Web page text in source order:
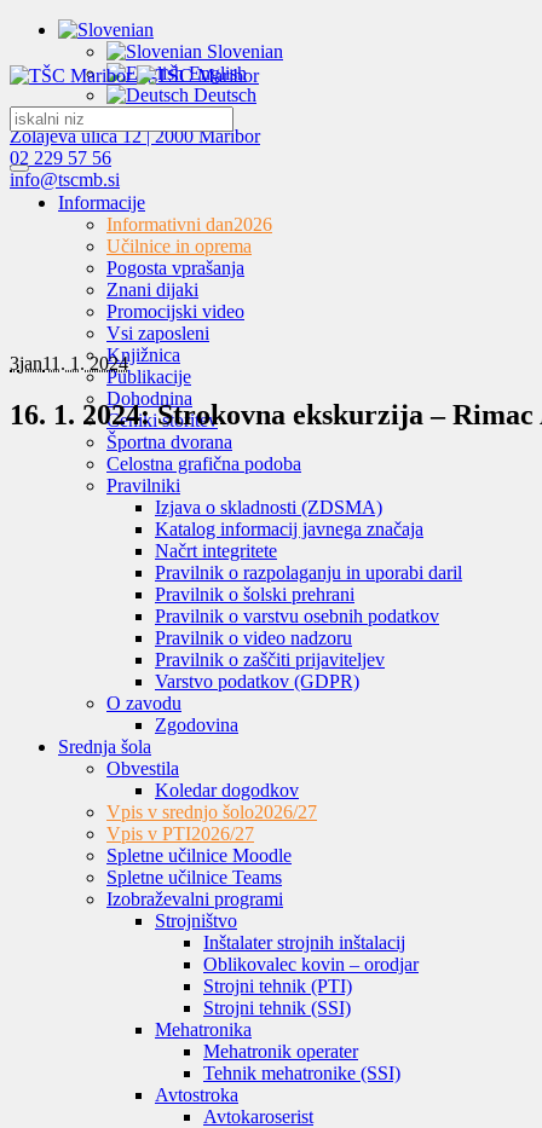
Slovenian
English
Deutsch
Zolajeva ulica 12 | 2000 Maribor
02 229 57 56
info@tscmb.si
Informacije
Informativni dan2026
Učilnice in oprema
Pogosta vprašanja
Znani dijaki
Promocijski video
Vsi zaposleni
Knjižnica
Publikacije
Dohodnina
Ceniki storitev
Športna dvorana
Celostna grafična podoba
Pravilniki
Izjava o skladnosti (ZDSMA)
Katalog informacij javnega značaja
Načrt integritete
Pravilnik o razpolaganju in uporabi daril
Pravilnik o šolski prehrani
Pravilnik o varstvu osebnih podatkov
Pravilnik o video nadzoru
Pravilnik o zaščiti prijaviteljev
Varstvo podatkov (GDPR)
O zavodu
Zgodovina
Srednja šola
Obvestila
Koledar dogodkov
Vpis v srednjo šolo2026/27
Vpis v PTI2026/27
Spletne učilnice Moodle
Spletne učilnice Teams
Izobraževalni programi
Strojništvo
Inštalater strojnih inštalacij
Oblikovalec kovin – orodjar
Strojni tehnik (PTI)
Strojni tehnik (SSI)
Mehatronika
Mehatronik operater
Tehnik mehatronike (SSI)
Avtostroka
Avtokaroserist
3jan11. 1. 2024
16. 1. 2024: Strokovna ekskurzija –